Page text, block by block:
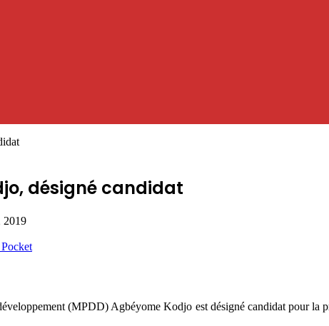
désigné candidat
2019
Pocket
(MPDD) Agbéyome Kodjo est désigné candidat pour la